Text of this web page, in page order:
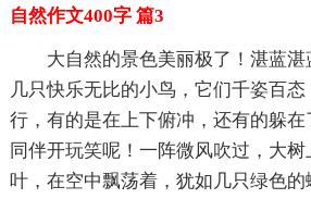
自然作文400字 篇3
大自然的景色美丽极了！湛蓝
几只快乐无比的小鸟，它们千姿百
行，有的是在上下俯冲，还有的躲
同伴开玩笑呢！一阵微风吹过，大
叶，在空中飘荡着，犹如几只绿色